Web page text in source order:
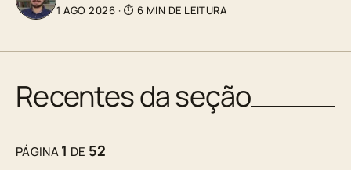
1 AGO 2026 · ⏱ 6 MIN DE LEITURA
Recentes da seção
PÁGINA1 DE 52